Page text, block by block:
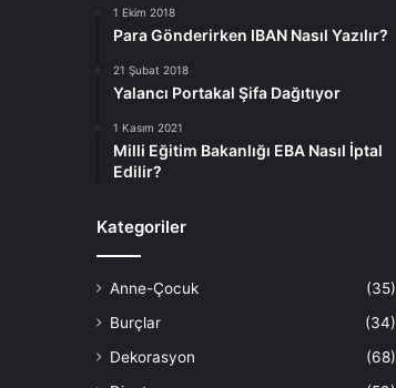
1 Ekim 2018
Para Gönderirken IBAN Nasıl Yazılır?
21 Şubat 2018
Yalancı Portakal Şifa Dağıtıyor
1 Kasım 2021
Milli Eğitim Bakanlığı EBA Nasıl İptal
Edilir?
Kategoriler
Anne-Çocuk
(35)
Burçlar
(34)
Dekorasyon
(68)